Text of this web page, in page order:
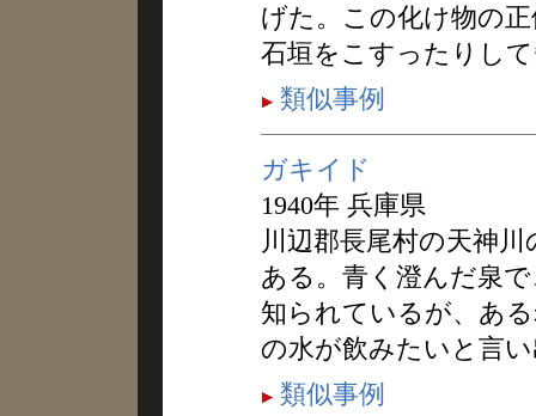
げた。この化け物の
石垣をこすったりし
類似事例
ガキイド
1940年 兵庫県
川辺郡長尾村の天神
ある。青く澄んだ泉
知られているが、あ
の水が飲みたいと言
類似事例